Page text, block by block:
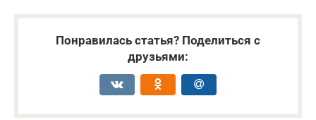
Понравилась статья? Поделиться с
друзьями: